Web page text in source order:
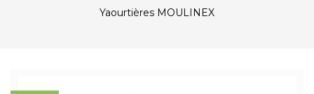
Yaourtières MOULINEX